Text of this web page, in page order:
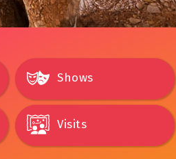
Shows
Visits